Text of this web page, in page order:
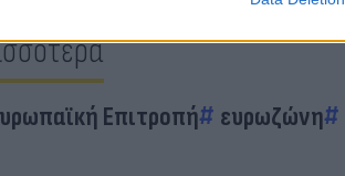
Επιτροπή ευρωζώνη